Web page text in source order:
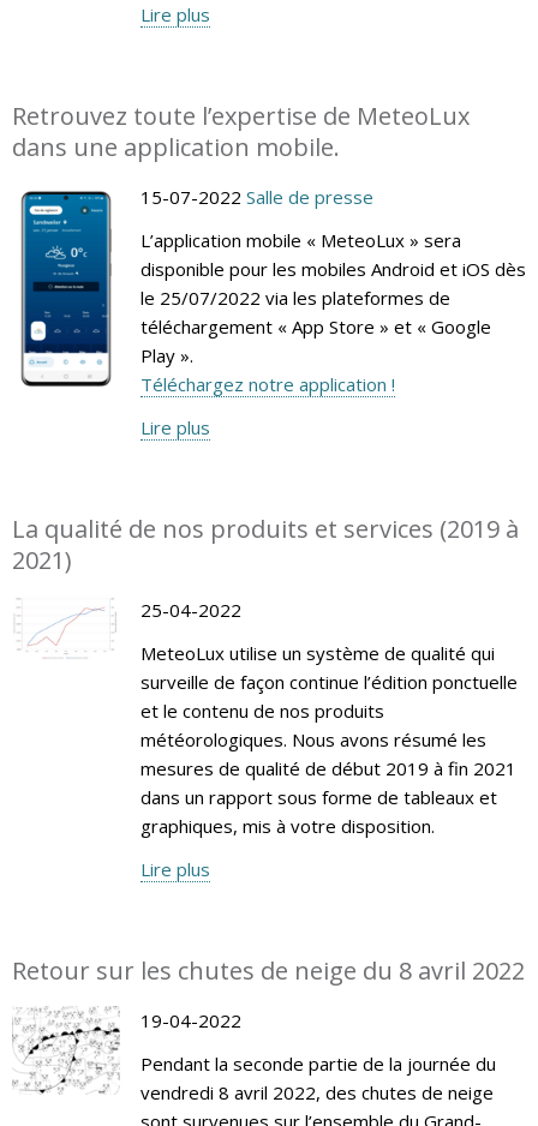
Lire plus
Retrouvez toute l’expertise de MeteoLux
dans une application mobile.
15-07-2022 Salle de presse
L’application mobile « MeteoLux » sera
disponible pour les mobiles Android et iOS dès
le 25/07/2022 via les plateformes de
téléchargement « App Store » et « Google
Play ».
Téléchargez notre application !
Lire plus
La qualité de nos produits et services (2019 à
2021)
25-04-2022
MeteoLux utilise un système de qualité qui
surveille de façon continue l’édition ponctuelle
et le contenu de nos produits
météorologiques. Nous avons résumé les
mesures de qualité de début 2019 à fin 2021
dans un rapport sous forme de tableaux et
graphiques, mis à votre disposition.
Lire plus
Retour sur les chutes de neige du 8 avril 2022
19-04-2022
Pendant la seconde partie de la journée du
vendredi 8 avril 2022, des chutes de neige
sont survenues sur l’ensemble du Grand-